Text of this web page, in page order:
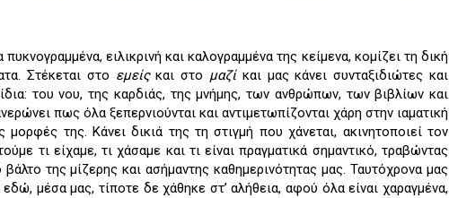
ειλικρινή και καλογραμμένα της κείμενα, κομίζει τη δική
Στέκεται στο εμείςκαι στο μαζίκαι μας κάνει συνταξιδιώτες και
του νου, της καρδιάς, της μνήμης, των ανθρώπων, των βιβλίων και
πως όλα ξεπερνιούνται και αντιμετωπίζονται χάρη στην ιαματική
της. Κάνει δικιά της τη στιγμή που χάνεται, ακινητοποιεί τον
τι είχαμε, τι χάσαμε και τι είναι πραγματικά σημαντικό, τραβώντας
της μίζερης και ασήμαντης καθημερινότητας μας. Ταυτόχρονα μας
μέσα μας, τίποτε δε χάθηκε στ’ αλήθεια, αφού όλα είναι χαραγμένα,